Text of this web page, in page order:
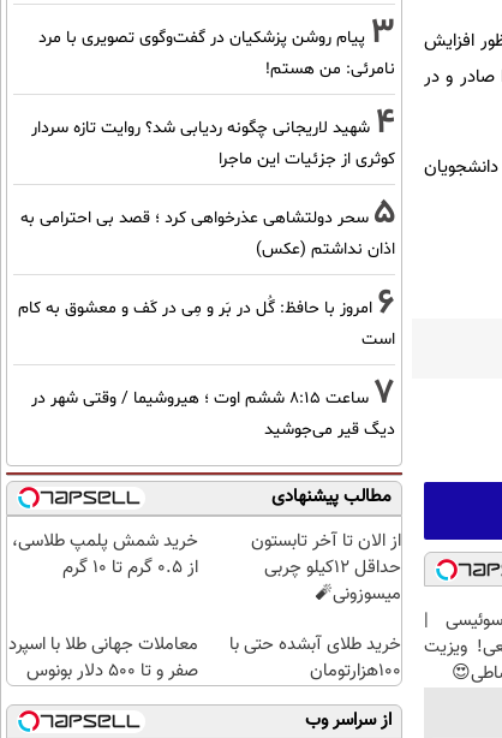
افزایش
و در
|
ویزیت
3 پیام روشن پزشکیان در گفت‌و‌گوی تصویری با مرد
نامرئی: من هستم!
4 شهید لاریجانی چگونه ردیابی شد؟ روایت تازه سردار
کوثری از جزئیات این ماجرا
5 سحر دولتشاهی عذرخواهی کرد ؛ قصد بی احترامی به
اذان نداشتم (عکس)
6 امروز با حافظ: گُل در بَر و مِی در کَف و معشوق به کام
است
7
ساعت ۸:۱۵ ششم اوت ؛ هیروشیما / وقتی شهر در
دیگ قیر می‌جوشید
مطالب پیشنهادی
از الان تا آخر تابستون
حداقل 12کیلو چربی
میسوزونی🧨
خرید شمش پلمپ طلاسی،
از ۰.۵ گرم تا ۱۰ گرم
خرید طلای آبشده حتی با
۱۰۰هزارتومان
معاملات جهانی طلا با اسپرد
صفر و تا ۵۰۰ دلار بونوس
از سراسر وب